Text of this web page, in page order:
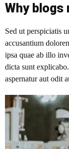
Why blogs
Sed ut perspiciatis
accusantium
ipsa quae ab illo
dicta sunt
aspernatur aut odit